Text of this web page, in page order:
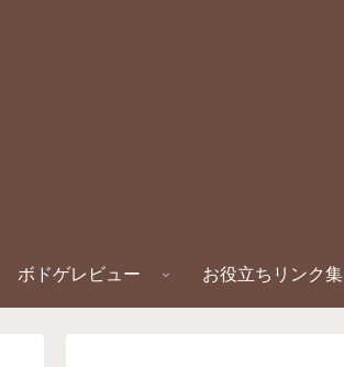
ボドゲレビュー お役立ちリンク集